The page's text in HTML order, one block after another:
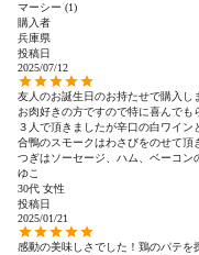
マーシー
1
購入者
兵庫県
投稿日
2025/07/12
友人のお誕生日のお持たせで購入し
お肉好きの方ですので特に喜んでも
３人で頂きましたが辛口の白ワイ
合鴨のスモークはわさびをのせて
つぎはソーセージ、ハム、ベーコ
ゆこ
30代 女性
投稿日
2025/01/21
感動の美味しさでした！鶏のパテを